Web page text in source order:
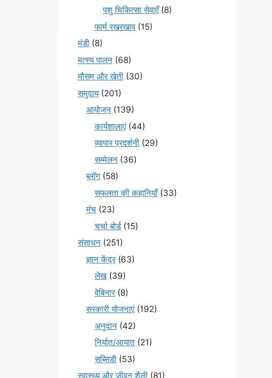
पशु चिकित्सा सेवाएँ(8)
फार्म रखरखाव(15)
मंडी (8)
मत्स्य पालन (68)
मौसम और खेती (30)
समुदाय(201)
आयोजन (139)
कार्यशालाएं(44)
व्यापार प्रदर्शनी (29)
सम्मेलन (36)
ब्लॉग (58)
सफलता की कहानियाँ(33)
मंच (23)
चर्चा बोर्ड(15)
संसाधन (251)
ज्ञान केंद्र(63)
लेख(39)
वेबिनार(8)
सरकारी योजनाएं(192)
अनुदान (42)
निर्यात/आयात (21)
सब्सिडी (53)
स्वास्थ्य और जीवन शैली (81)